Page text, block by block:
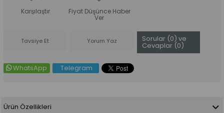
Karşılaştır Fiyat Düşünce Haber
Ver
Tavsiye Et Yorum Yaz Sorular (0) ve
Cevaplar (0)
WhatsApp Telegram
Ürün Özellikleri